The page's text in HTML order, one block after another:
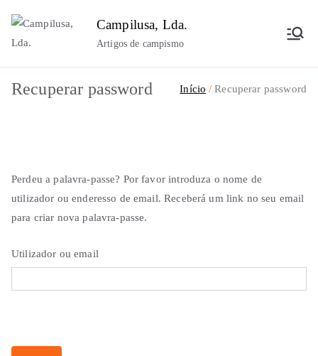
para
conteúdo
Campilusa, Lda.
Artigos de campismo
Recuperar password Início Recuperar password
Perdeu a palavra-passe? Por favor introduza o nome de
utilizador ou enderesso de email. Receberá um link no seu email
para criar nova palavra-passe.
Utilizador ou email